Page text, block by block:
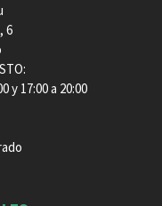
6
y 17:00 a 20:00